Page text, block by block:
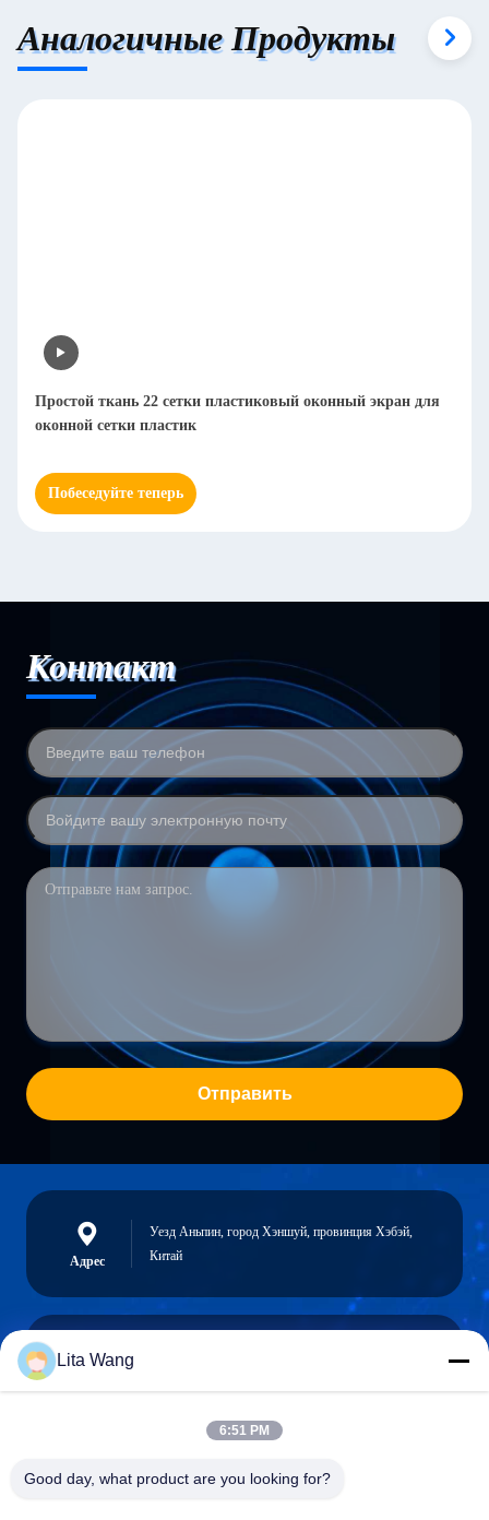
Аналогичные Продукты
Простой ткань 22 сетки пластиковый оконный экран для
оконной сетки пластик
Побеседуйте теперь
Контакт
Отправить
Адрес
Уезд Аньпин, город Хэншуй, провинция Хэбэй,
Китай
Lita Wang
6:51 PM
Good day, what product are you looking for?